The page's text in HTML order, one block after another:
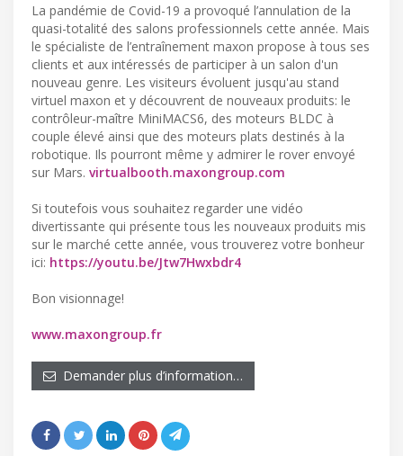
La pandémie de Covid-19 a provoqué l’annulation de la
quasi-totalité des salons professionnels cette année. Mais
le spécialiste de l’entraînement maxon propose à tous ses
clients et aux intéressés de participer à un salon d'un
nouveau genre. Les visiteurs évoluent jusqu'au stand
virtuel maxon et y découvrent de nouveaux produits: le
contrôleur-maître MiniMACS6, des moteurs BLDC à
couple élevé ainsi que des moteurs plats destinés à la
robotique. Ils pourront même y admirer le rover envoyé
sur Mars. virtualbooth.maxongroup.com
Si toutefois vous souhaitez regarder une vidéo
divertissante qui présente tous les nouveaux produits mis
sur le marché cette année, vous trouverez votre bonheur
ici: https://youtu.be/Jtw7Hwxbdr4
Bon visionnage!
www.maxongroup.fr
Demander plus d’information…